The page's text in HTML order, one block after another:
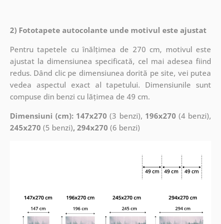
2) Fototapete autocolante unde motivul este ajustat
Pentru tapetele cu înălțimea de 270 cm, motivul este
ajustat la dimensiunea specificată, cel mai adesea fiind
redus. Dând clic pe dimensiunea dorită pe site, vei putea
vedea aspectul exact al tapetului. Dimensiunile sunt
compuse din benzi cu lățimea de 49 cm.
Dimensiuni (cm): 147x270 (3 benzi), 196x270 (4 benzi),
245x270 (5 benzi), 294x270 (6 benzi)